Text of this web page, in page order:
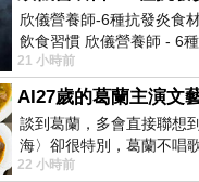
欣儀營養師-6種抗發炎食
飲食習慣 欣儀營養師 - 6
https://
21 小時前
談到葛蘭，多會直接聯想
海〉卻很特別，葛蘭不唱
心演戲。拍攝期間，經常
22 小時前